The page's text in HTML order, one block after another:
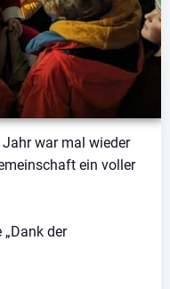
war mal wieder
ein voller
der